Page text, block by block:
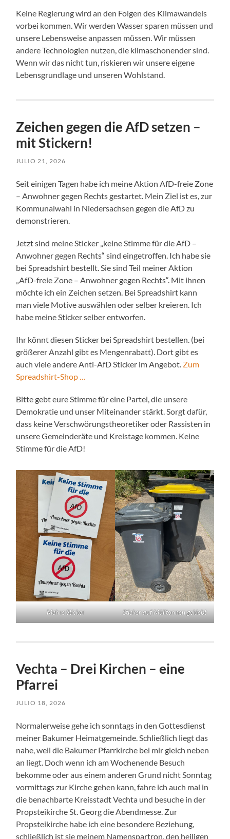
Keine Regierung wird an den Folgen des Klimawandels
vorbei kommen. Wir werden Wasser sparen müssen und
unsere Lebensweise anpassen müssen. Wir müssen
andere Technologien nutzen, die klimaschonender sind.
Wenn wir das nicht tun, riskieren wir unsere eigene
Lebensgrundlage und unseren Wohlstand.
Zeichen gegen die AfD setzen –
mit Stickern!
JULIO 21, 2026
Seit einigen Tagen habe ich meine Aktion AfD-freie Zone
– Anwohner gegen Rechts gestartet. Mein Ziel ist es, zur
Kommunalwahl in Niedersachsen gegen die AfD zu
demonstrieren.
Jetzt sind meine Sticker „keine Stimme für die AfD –
Anwohner gegen Rechts“ sind eingetroffen. Ich habe sie
bei Spreadshirt bestellt. Sie sind Teil meiner Aktion
„AfD-freie Zone – Anwohner gegen Rechts“. Mit ihnen
möchte ich ein Zeichen setzen. Bei Spreadshirt kann
man viele Motive auswählen oder selber kreieren. Ich
habe meine Sticker selber entworfen.
Ihr könnt diesen Sticker bei Spreadshirt bestellen. (bei
größerer Anzahl gibt es Mengenrabatt). Dort gibt es
auch viele andere Anti-AfD Sticker im Angebot. Zum
Spreadshirt-Shop …
Bitte gebt eure Stimme für eine Partei, die unsere
Demokratie und unser Miteinander stärkt. Sorgt dafür,
dass keine Verschwörungstheoretiker oder Rassisten in
unsere Gemeinderäte und Kreistage kommen. Keine
Stimme für die AfD!
Mehre Sticker Sticker auf Mülltonnen geklebt
Vechta – Drei Kirchen – eine
Pfarrei
JULIO 18, 2026
Normalerweise gehe ich sonntags in den Gottesdienst
meiner Bakumer Heimatgemeinde. Schließlich liegt das
nahe, weil die Bakumer Pfarrkirche bei mir gleich neben
an liegt. Doch wenn ich am Wochenende Besuch
bekomme oder aus einem anderen Grund nicht Sonntag
vormittags zur Kirche gehen kann, fahre ich auch mal in
die benachbarte Kreisstadt Vechta und besuche in der
Propsteikirche St. Georg die Abendmesse. Zur
Propsteikirche habe ich eine besondere Beziehung,
schließlich ist sie meinem Namenspartron, den heiligen